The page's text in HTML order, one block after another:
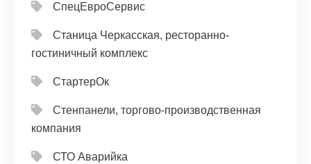
СпецЕвроСервис
Станица Черкасская, ресторанно-
гостиничный комплекс
СтартерОк
Стенпанели, торгово-производственная
компания
СТО Аварийка